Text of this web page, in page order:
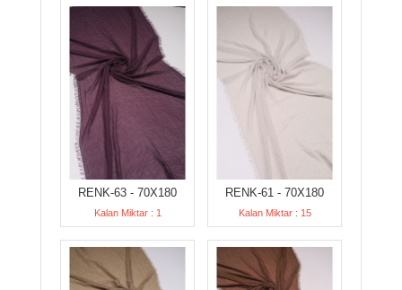
RENK-63 - 70X180
Kalan Miktar : 1
RENK-61 - 70X180
Kalan Miktar : 15